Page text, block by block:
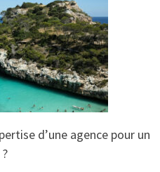
d’une agence pour un